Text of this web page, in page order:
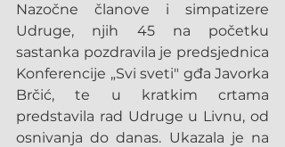
Nazočne članove i simpatizere
Udruge, njih 45 na početku
sastanka pozdravila je predsjednica
Konferencije „Svi sveti" gđa Javorka
Brčić, te u kratkim crtama
predstavila rad Udruge u Livnu, od
osnivanja do danas. Ukazala je na